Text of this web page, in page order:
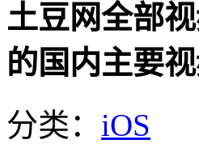
土豆网全部
的国内主要
分类： iOS